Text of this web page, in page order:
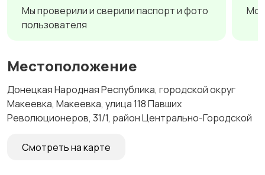
Мы проверили и сверили паспорт и фото
пользователя
Местоположение
Донецкая Народная Республика, городской округ
Макеевка, Макеевка, улица 118 Павших
Революционеров, 31/1, район Центрально-Городской
Смотреть на карте